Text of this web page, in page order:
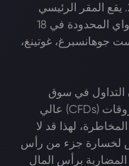
قانون الأسواق المالية رقم 19 لعام 2012. يقع المقر الرئيسي
لشركة Markets (جنوب إفريقيا) بي تي واي المحدودة في 18
جوهانسبرغ، غوتينغ،
التداول في سوق
الصرف الأجنبي (الفوركس)، وعقود الفروقات (CFDs) عالي
لهذا قد لا
لخسارة جزء من رأس
برأس المال